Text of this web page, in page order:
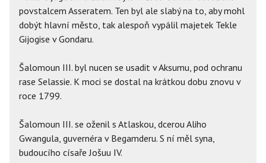
povstalcem Asseratem. Ten byl ale slabý na to, aby mohl
dobýt hlavní město, tak alespoň vypálil majetek Tekle
Gijogise v Gondaru.
Šalomoun III. byl nucen se usadit v Aksumu, pod ochranu
rase Selassie. K moci se dostal na krátkou dobu znovu v
roce 1799.
Šalomoun III. se oženil s Atlaskou, dcerou Aliho
Gwangula, guvernéra v Begamderu. S ní měl syna,
budoucího císaře Jošuu IV.